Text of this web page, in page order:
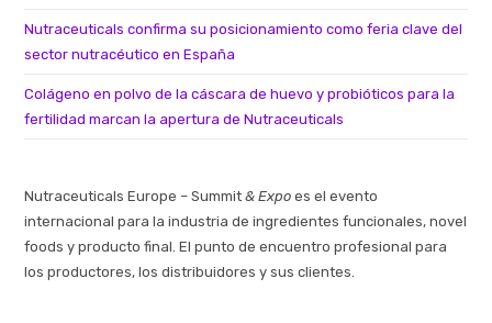
Nutraceuticals confirma su posicionamiento como feria clave del
sector nutracéutico en España
Colágeno en polvo de la cáscara de huevo y probióticos para la
fertilidad marcan la apertura de Nutraceuticals
Nutraceuticals Europe – Summit& Expo es el evento
internacional para la industria de ingredientes funcionales, novel
foods y producto final. El punto de encuentro profesional para
los productores, los distribuidores y sus clientes.